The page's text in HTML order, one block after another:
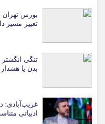
بورس تهران
تغییر مسیر
تنگی
بدن یا
غریب‌آبادی:
ادبیاتی